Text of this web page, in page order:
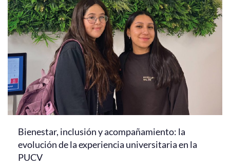
Bienestar, inclusión y acompañamiento: la
evolución de la experiencia universitaria en la
PUCV